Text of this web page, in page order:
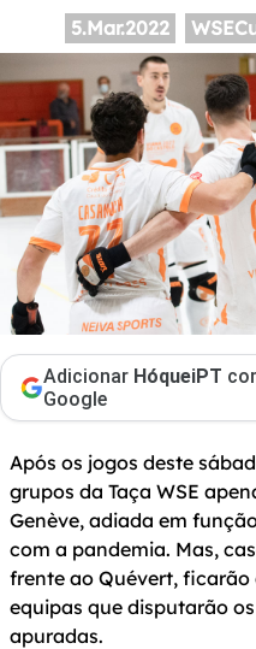
5.Mar.2022
Adicionar HóqueiPT
Google
Após os jogos deste
grupos da Taça WSE
Genève, adiada em
com a pandemia. Mas,
frente ao Quévert, ficarão
equipas que disputarão
apuradas.